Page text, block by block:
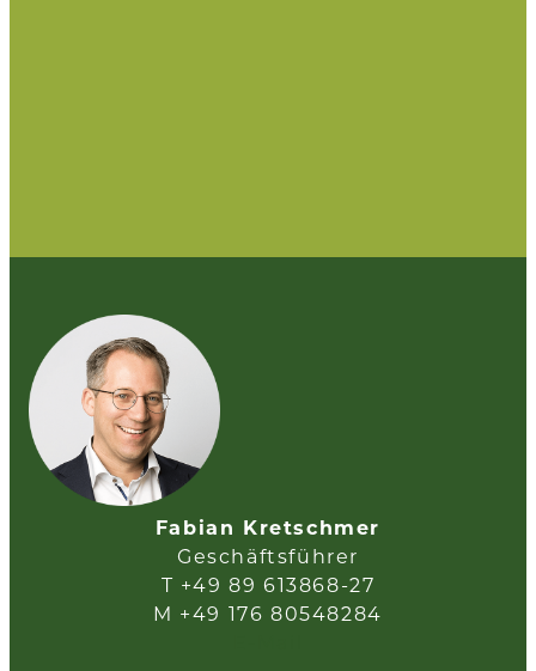
Fabian Kretschmer
Geschäftsführer
T +49 89 613868-27
M +49 176 80548284